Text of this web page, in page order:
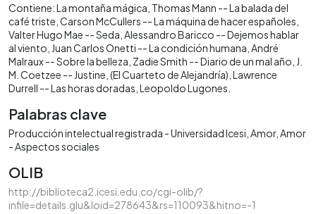
Contiene: La montaña mágica, Thomas Mann -- La balada del
café triste, Carson McCullers -- La máquina de hacer españoles,
Valter Hugo Mae -- Seda, Alessandro Baricco -- Dejemos hablar
al viento, Juan Carlos Onetti -- La condición humana, André
Malraux -- Sobre la belleza, Zadie Smith -- Diario de un mal año, J.
M. Coetzee -- Justine, (El Cuarteto de Alejandría), Lawrence
Durrell -- Las horas doradas, Leopoldo Lugones.
Palabras clave
Producción intelectual registrada - Universidad Icesi Amor Amor
- Aspectos sociales
OLIB
http://biblioteca2.icesi.edu.co/cgi-olib/?
infile=details.glu&loid=278643&rs=110093&hitno=-1